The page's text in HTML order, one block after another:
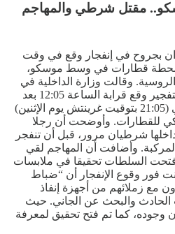
مقتل شرطي والمهاجم
بجروح في إنفجار وقع في وقت
محطة قطارات في وسط موسكو،
وقالت وزارة الداخلية في
بيان عبر تطبيق “تلغرام” أن التفجير وقع قرابة الساعة 12:05 بعد
منتصف الليل بالتوقيت المحلي (21:05 بتوقيت غرينتش يوم الإثنين)
للقطارات. وأوضحت أن رجلا
شرطيان مرور، قبل أن تنفجر
وأضافت أن المهاجم لقي
فتحت السلطات تحقيقا في ملابسات
فور وقوع الإنفجار أن “ضباط
مع زملائهم من أجهزة إنفاذ
الحادث والبحث عن الجاني. حيث
وجوده، كما تم فتح تحقيق لمعرفة